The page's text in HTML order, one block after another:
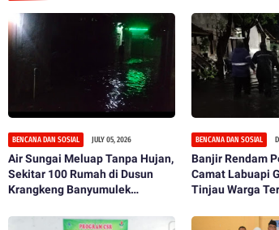
BENCANA DAN SOSIAL JULY 05, 2026
Air Sungai Meluap Tanpa Hujan,
Sekitar 100 Rumah di Dusun
Krangkeng Banyumulek
BENCANA DAN SOSIAL
Banjir Rendam
Camat Labuapi
Tinjau Warga